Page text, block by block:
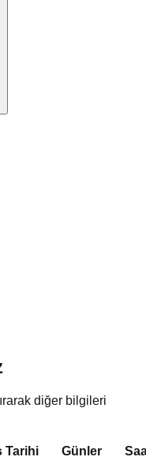
diğer bilgileri
Tarihi Günler